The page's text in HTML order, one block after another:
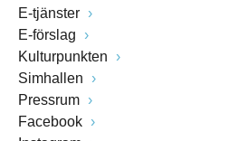
E-tjänster
E-förslag
Kulturpunkten
Simhallen
Pressrum
Facebook